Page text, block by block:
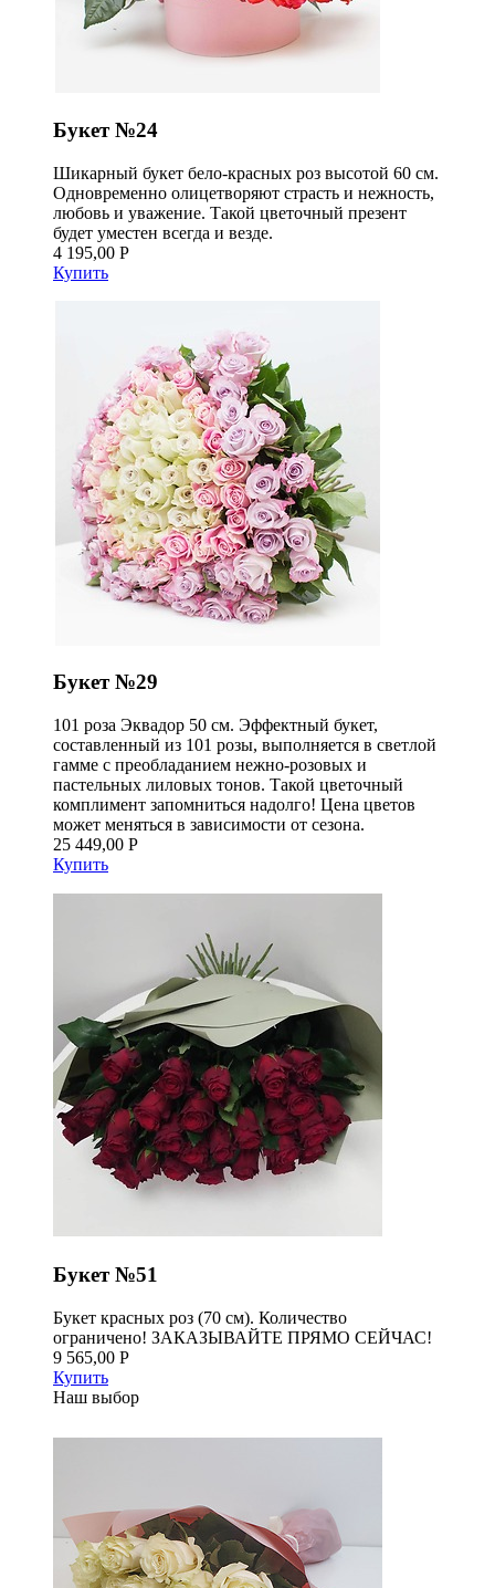
Букет №24
Шикарный букет бело-красных роз высотой 60 см.
Одновременно олицетворяют страсть и нежность,
любовь и уважение. Такой цветочный презент
будет уместен всегда и везде.
4 195,00 Р
Купить
Букет №29
101 роза Эквадор 50 см. Эффектный букет,
составленный из 101 розы, выполняется в светлой
гамме с преобладанием нежно-розовых и
пастельных лиловых тонов. Такой цветочный
комплимент запомниться надолго! Цена цветов
может меняться в зависимости от сезона.
25 449,00 Р
Купить
Букет №51
Букет красных роз (70 см). Количество
ограничено! ЗАКАЗЫВАЙТЕ ПРЯМО СЕЙЧАС!
9 565,00 Р
Купить
Наш выбор